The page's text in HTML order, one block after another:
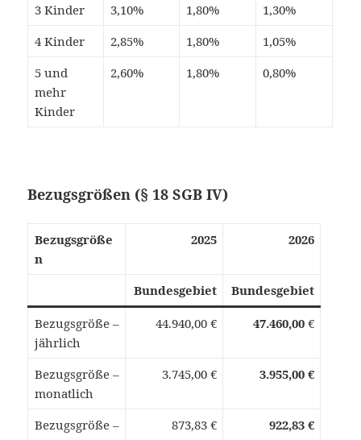
3 Kinder
3,10% 1,80%
1,30%
4 Kinder
2,85% 1,80%
1,05%
5 und
mehr
Kinder
2,60% 1,80% 0,80%
Bezugsgrößen (§ 18 SGB IV)
Bezugsgröße
n
2025 2026
Bundesgebiet Bundesgebiet
Bezugsgröße –
jährlich
44.940,00 € 47.460,00€
Bezugsgröße –
monatlich
3.745,00 € 3.955,00 €
Bezugsgröße –
873,83 € 922,83 €